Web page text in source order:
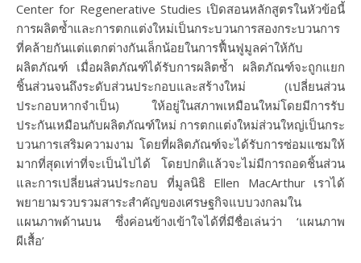
Center for Regenerative Studies เปิดสอนหลักสูตรในหัวข้อนี้
การผลิตซ้ำและการตกแต่งใหม่เป็นกระบวนการสองกระบวนการ
ที่คล้ายกันแต่แตกต่างกันเล็กน้อยในการฟื้นฟูมูลค่าให้กับ
ผลิตภัณฑ์ เมื่อผลิตภัณฑ์ได้รับการผลิตซ้ำ ผลิตภัณฑ์จะถูกแยก
ชิ้นส่วนจนถึงระดับส่วนประกอบและสร้างใหม่ (เปลี่ยนส่วน
ประกอบหากจำเป็น) ให้อยู่ในสภาพเหมือนใหม่โดยมีการรับ
ประกันเหมือนกับผลิตภัณฑ์ใหม่ การตกแต่งใหม่ส่วนใหญ่เป็นกระ
บวนการเสริมความงาม โดยที่ผลิตภัณฑ์จะได้รับการซ่อมแซมให้
มากที่สุดเท่าที่จะเป็นไปได้ โดยปกติแล้วจะไม่มีการถอดชิ้นส่วน
และการเปลี่ยนส่วนประกอบ ที่มูลนิธิ Ellen MacArthur เราได้
พยายามรวบรวมสาระสำคัญของเศรษฐกิจแบบวงกลมใน
แผนภาพด้านบน ซึ่งค่อนข้างเข้าใจได้ที่มีชื่อเล่นว่า ‘แผนภาพ
ผีเสื้อ’